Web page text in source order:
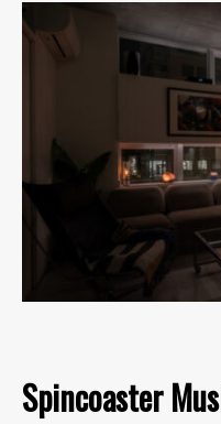
Spincoaster